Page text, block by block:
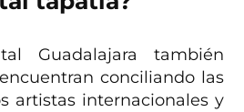
Guadalajara también
conciliando las
artistas internacionales y